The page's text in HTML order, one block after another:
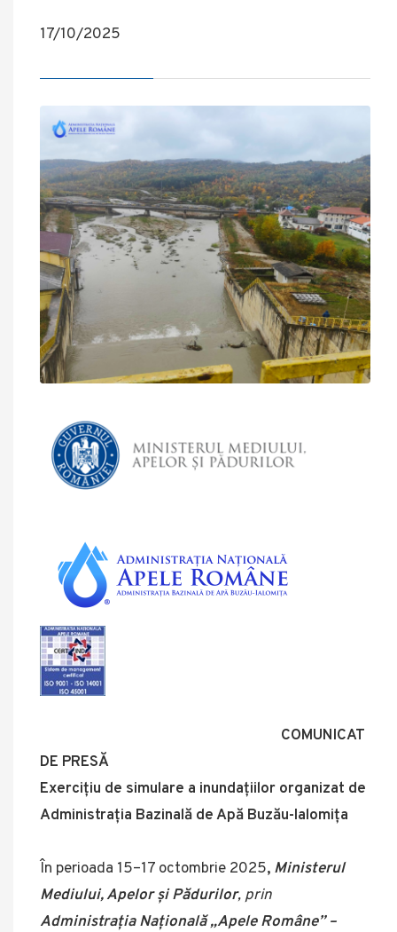
17/10/2025
COMUNICAT
DE PRESĂ
Exercițiu de simulare a inundațiilor organizat de
Administrația Bazinală de Apă Buzău-Ialomița
În perioada 15–17 octombrie 2025, Ministerul
Mediului, Apelor și Pădurilor, prin
Administrația Națională „Apele Române” –